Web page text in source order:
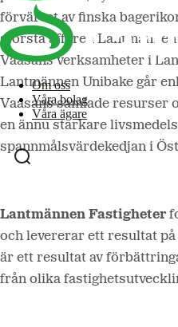
Om oss
Våra bolag
Våra ägare
förvärvet av finska
största affären
Vaasans verksamheter i
Lantmännen Unibake går
Vaasans samlade resurser
en ännu starkare
spannmålsvärdekedjan i
Lantmännen Fastigheter
och levererar ett resultat
är ett resultat av
från olika